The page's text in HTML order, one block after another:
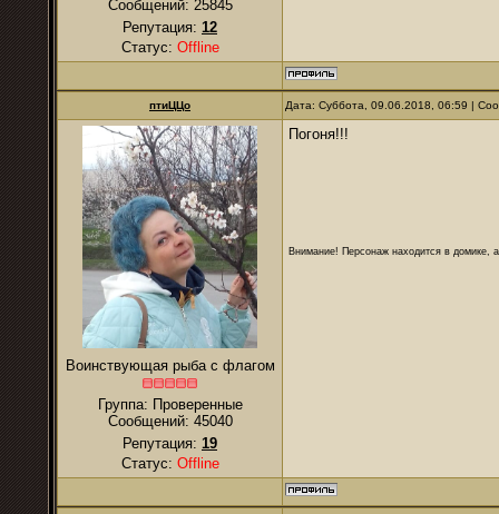
Сообщений: 25845
Репутация: 12
Статус: Offline
птиЦЦо Дата: Суббота, 09.06.2018, 06:59 |
Воинствующая рыба с флагом
Группа: Проверенные
Сообщений: 45040
Репутация: 19
Статус: Offline
Погоня!!!
Внимание! Персонаж находится в домике,